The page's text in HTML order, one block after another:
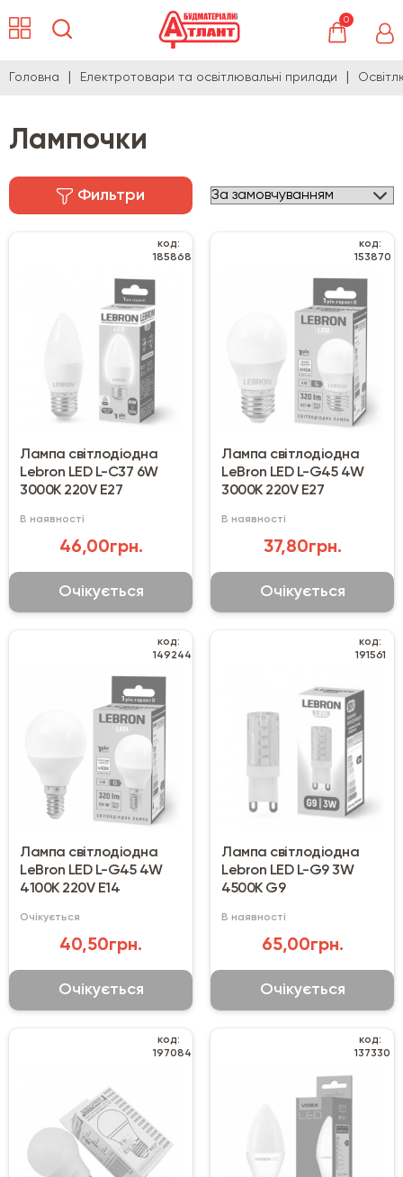
0
Головна Електротовари та освітлювальні прилади
Лампочки
Фильтри
код:
185868
Лампа світлодіодна
Lebron LED L-C37 6W
3000K 220V E27
В наявності
46,00грн.
Очікується
код:
153870
Лампа світлодіодна
LeBron LED L-G45 4W
3000K 220V E27
В наявності
37,80грн.
Очікується
код:
149244
Лампа світлодіодна
LeBron LED L-G45 4W
4100K 220V E14
Очікується
40,50грн.
Очікується
код:
191561
Лампа світлодіодна
Lebron LED L-G9 3W
4500K G9
В наявності
65,00грн.
Очікується
код:
197084
код:
137330